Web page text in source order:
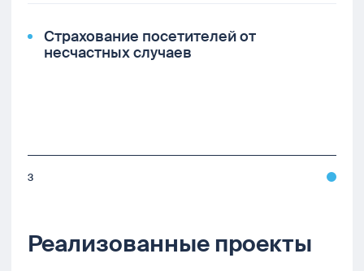
Страхование посетителей от
несчастных случаев
3
Реализованные проекты